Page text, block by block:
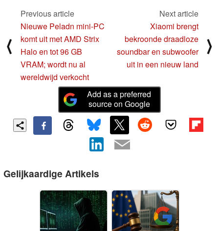
⟨
Previous article
Nieuwe Peladn mini-PC
komt uit met AMD Strix
Halo en tot 96 GB
VRAM; wordt nu al
wereldwijd verkocht
Next article
Xiaomi brengt
bekroonde draadloze
soundbar en subwoofer
uit in een nieuw land
⟩
Add as a preferred
source on Google
Gelijkaardige Artikels